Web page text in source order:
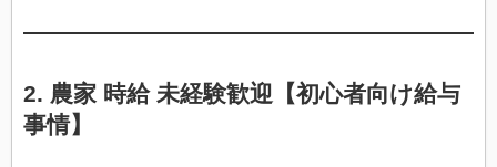
2. 農家 時給 未経験歓迎【初心者向け給与
事情】